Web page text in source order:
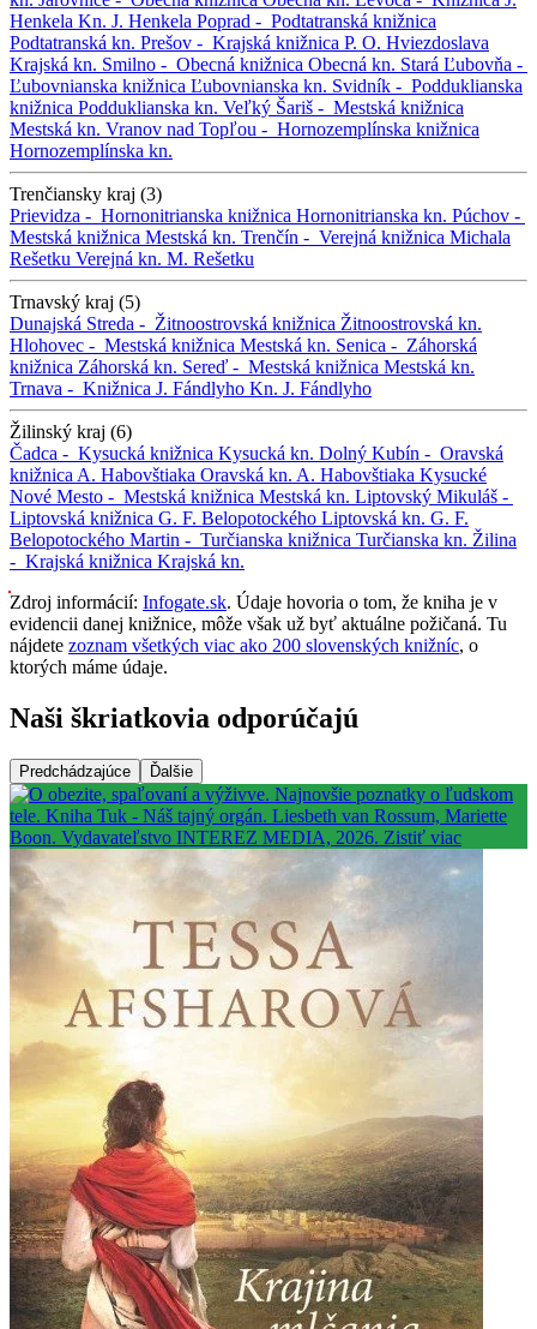
Henkela Kn. J. Henkela Poprad - Podtatranská knižnica
Podtatranská kn. Prešov - Krajská knižnica P. O. Hviezdoslava
Krajská kn. Smilno - Obecná knižnica Obecná kn. Stará Ľubovňa -
Ľubovnianska knižnica Ľubovnianska kn. Svidník - Podduklianska
knižnica Podduklianska kn. Veľký Šariš - Mestská knižnica
Mestská kn. Vranov nad Topľou - Hornozemplínska knižnica
Hornozemplínska kn.
Trenčiansky kraj (3)
Prievidza - Hornonitrianska knižnica Hornonitrianska kn. Púchov -
Mestská knižnica Mestská kn. Trenčín - Verejná knižnica Michala
Rešetku Verejná kn. M. Rešetku
Trnavský kraj (5)
Dunajská Streda - Žitnoostrovská knižnica Žitnoostrovská kn.
Hlohovec - Mestská knižnica Mestská kn. Senica - Záhorská
knižnica Záhorská kn. Sereď - Mestská knižnica Mestská kn.
Trnava - Knižnica J. Fándlyho Kn. J. Fándlyho
Žilinský kraj (6)
Čadca - Kysucká knižnica Kysucká kn. Dolný Kubín - Oravská
knižnica A. Habovštiaka Oravská kn. A. Habovštiaka Kysucké
Nové Mesto - Mestská knižnica Mestská kn. Liptovský Mikuláš -
Liptovská knižnica G. F. Belopotockého Liptovská kn. G. F.
Belopotockého Martin - Turčianska knižnica Turčianska kn. Žilina
- Krajská knižnica Krajská kn.
Zdroj informácií: Infogate.sk. Údaje hovoria o tom, že kniha je v
evidencii danej knižnice, môže však už byť aktuálne požičaná. Tu
nájdete zoznam všetkých viac ako 200 slovenských knižníc, o
ktorých máme údaje.
Naši škriatkovia odporúčajú
Predchádzajúce Ďalšie